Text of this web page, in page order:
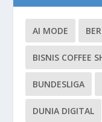
AI MODE
BISNIS COFFEE
BUNDESLIGA
DUNIA DIGITAL